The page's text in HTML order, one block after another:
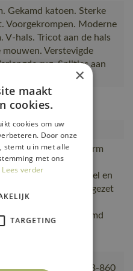
Gekamd katoen. Sterke
Voorgekrompen. Moderne
V-hals. Tricot aan de hals
mouwen. Verstevigde
rug. Splitjes aan
comfortabele pasvorm
comfortabel en
naad in de nek is afgezet
zacht materiaal om
te voorkomen., Gekamd
Rugpand is
voorpand.
50602-010, 50143-860
×
maakt
cookies.
cookies om uw
Door onze
stemt u in met alle
met ons
Lees verder
TARGETING